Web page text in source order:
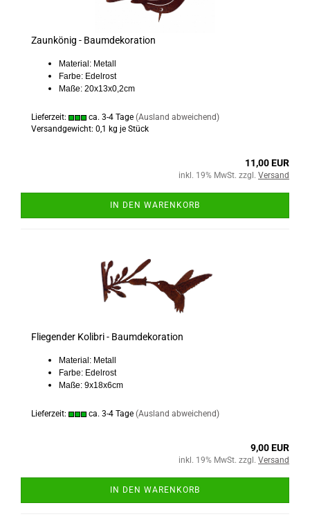
Zaunkönig - Baumdekoration
Material: Metall
Farbe: Edelrost
Maße: 20x13x0,2cm
Lieferzeit: ca. 3-4 Tage (Ausland abweichend)
Versandgewicht: 0,1 kg je Stück
11,00 EUR
inkl. 19% MwSt. zzgl. Versand
IN DEN WARENKORB
Fliegender Kolibri - Baumdekoration
Material: Metall
Farbe: Edelrost
Maße: 9x18x6cm
Lieferzeit: ca. 3-4 Tage (Ausland abweichend)
9,00 EUR
inkl. 19% MwSt. zzgl. Versand
IN DEN WARENKORB